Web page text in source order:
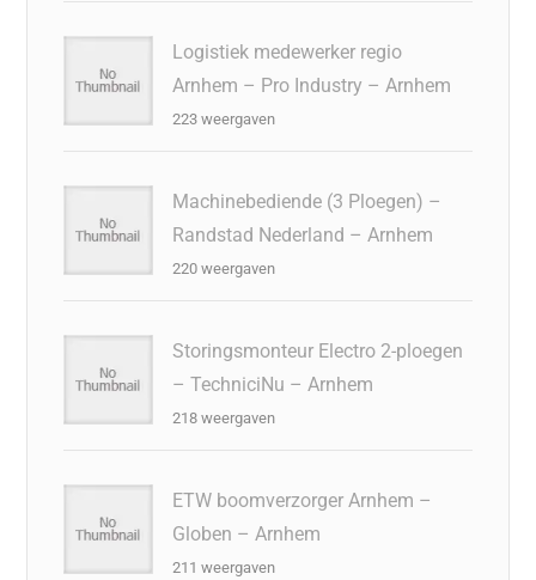
Logistiek medewerker regio
Arnhem – Pro Industry – Arnhem
223 weergaven
Machinebediende (3 Ploegen) –
Randstad Nederland – Arnhem
220 weergaven
Storingsmonteur Electro 2-ploegen
– TechniciNu – Arnhem
218 weergaven
ETW boomverzorger Arnhem –
Globen – Arnhem
211 weergaven